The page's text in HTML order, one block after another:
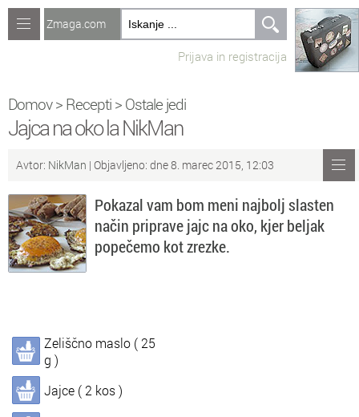
Računalništvo
Recepti
Naredi sam
Forum
Preverjanje znanja
Sv Sveže teme na forumu
So Objavljanje vsebin
In Informacije o nas
Zmaga.com
Prijava in registracija
Domov> Recepti > Ostale jedi
Jajca na oko la NikMan
Avtor: NikMan | Objavljeno: dne 8. marec 2015, 12:03
Pokazal vam bom meni najbolj slasten
način priprave jajc na oko, kjer beljak
popečemo kot zrezke.
Zeliščno maslo ( 25
g )
Jajce ( 2 kos )